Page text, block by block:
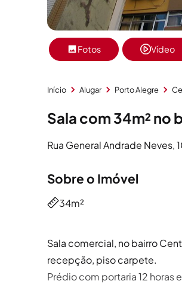
Fotos Vídeo
Início Alugar Porto Alegre
Sala com 34m²
Rua General Andrade
Sobre o Imóvel
34m²
Sala comercial, no bairro
recepção, piso carpete.
Prédio com portaria 12 horas